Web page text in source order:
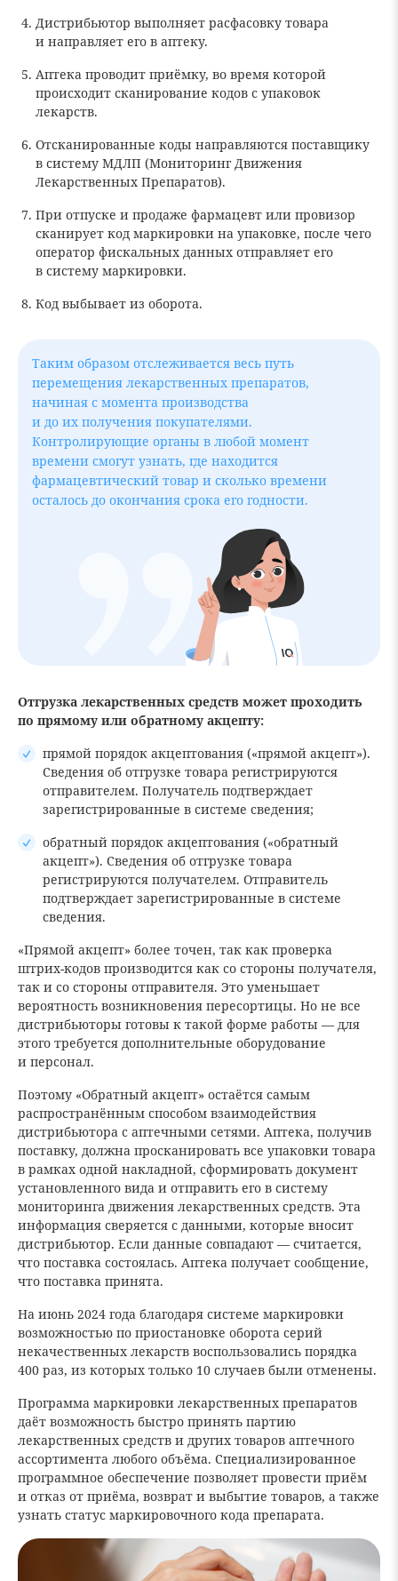
Дистрибьютор выполняет расфасовку товара
и направляет его в аптеку.
Аптека проводит приёмку, во время которой
происходит сканирование кодов с упаковок
лекарств.
Отсканированные коды направляются поставщику
в систему МДЛП (Мониторинг Движения
Лекарственных Препаратов).
При отпуске и продаже фармацевт или провизор
сканирует код маркировки на упаковке, после чего
оператор фискальных данных отправляет его
в систему маркировки.
Код выбывает из оборота.
Таким образом отслеживается весь путь
перемещения лекарственных препаратов,
начиная с момента производства
и до их получения покупателями.
Контролирующие органы в любой момент
времени смогут узнать, где находится
фармацевтический товар и сколько времени
осталось до окончания срока его годности.
Отгрузка лекарственных средств может проходить
по прямому или обратному акцепту:
прямой порядок акцептования («прямой акцепт»).
Сведения об отгрузке товара регистрируются
отправителем. Получатель подтверждает
зарегистрированные в системе сведения;
обратный порядок акцептования («обратный
акцепт»). Сведения об отгрузке товара
регистрируются получателем. Отправитель
подтверждает зарегистрированные в системе
сведения.
«Прямой акцепт» более точен, так как проверка
штрих-кодов производится как со стороны получателя,
так и со стороны отправителя. Это уменьшает
вероятность возникновения пересортицы. Но не все
дистрибьюторы готовы к такой форме работы — для
этого требуется дополнительные оборудование
и персонал.
Поэтому «Обратный акцепт» остаётся самым
распространённым способом взаимодействия
дистрибьютора с аптечными сетями. Аптека, получив
поставку, должна просканировать все упаковки товара
в рамках одной накладной, сформировать документ
установленного вида и отправить его в систему
мониторинга движения лекарственных средств. Эта
информация сверяется с данными, которые вносит
дистрибьютор. Если данные совпадают — считается,
что поставка состоялась. Аптека получает сообщение,
что поставка принята.
На июнь 2024 года благодаря системе маркировки
возможностью по приостановке оборота серий
некачественных лекарств воспользовались порядка
400 раз, из которых только 10 случаев были отменены.
Программа маркировки лекарственных препаратов
даёт возможность быстро принять партию
лекарственных средств и других товаров аптечного
ассортимента любого объёма. Специализированное
программное обеспечение позволяет провести приём
и отказ от приёма, возврат и выбытие товаров, а также
узнать статус маркировочного кода препарата.